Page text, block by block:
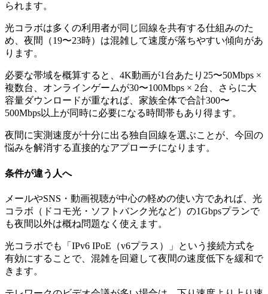
られます。
光コラボは多くの利用者が同じ回線を共有する仕組みのた
め、夜間（19〜23時）は混雑して速度が落ちやすい傾向があ
ります。
必要な帯域を概算すると、4K動画が1台あたり25〜50Mbps ×
複数台、オンラインゲームが30〜100Mbps × 2台、さらに大
容量ダウンロードが重なれば、家族全体で合計300〜
500Mbps以上が同時に必要になる時間帯もあり得ます。
夜間に実測速度が十分に出る独自回線を選ぶことが、今回の
悩みを解消する直接的なアプローチになります。
条件が違う人へ
メールやSNS・動画視聴が中心の軽めの使い方であれば、光
コラボ（ドコモ光・ソフトバンク光など）の1Gbpsプランで
も夜間以外は概ね問題なく使えます。
光コラボでも「IPv6 IPoE（v6プラス）」という接続方式を
有効にすることで、混雑を回避して夜間の速度低下を緩和で
きます。